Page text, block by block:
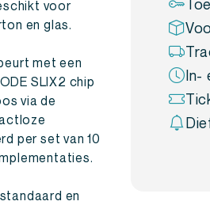
voor
en glas.
met een
SLIX2 chip
via de
per set van 10
en
In-